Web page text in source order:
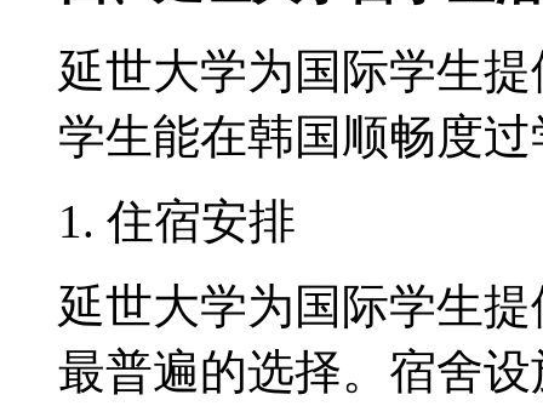
延世大学为国际学生
学生能在韩国顺畅度
1. 住宿安排
延世大学为国际学生
最普遍的选择。宿舍